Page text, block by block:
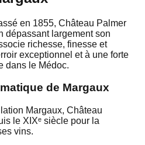
en 1855, Château Palmer
dépassant largement son
richesse, finesse et
exceptionnel et à une forte
dans le Médoc.
de Margaux
Margaux, Château
le XIXᵉ siècle pour la
vins.